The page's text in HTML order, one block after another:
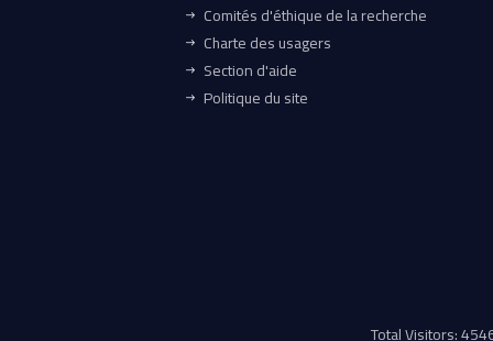
Comités d'éthique de la recherche
Charte des usagers
Section d'aide
Politique du site
Total Visitors: